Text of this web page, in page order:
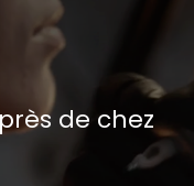
de chez